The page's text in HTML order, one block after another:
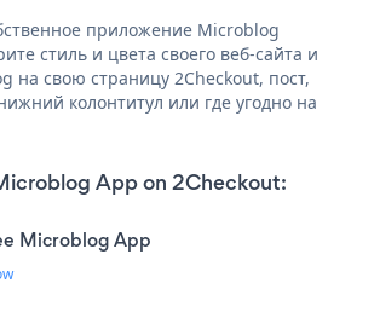
приложение Microblog
стиль и цвета своего веб-сайта и
на свою страницу 2Checkout, пост,
колонтитул или где угодно на
App on 2Checkout:
Microblog App